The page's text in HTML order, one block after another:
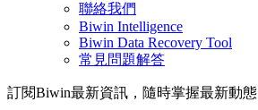
聯絡我們
Biwin Intelligence
Biwin Data Recovery Tool
常見問題解答
訂閱Biwin最新資訊，隨時掌握最新動態